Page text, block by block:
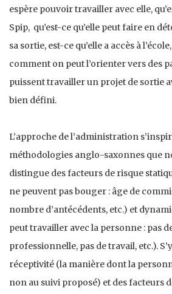
espère pouvoir travailler avec elle,
Spip, qu’est-ce qu’elle peut faire en
sa sortie, est-ce qu’elle a accès à
comment on peut l’orienter vers des
puissent travailler un projet de sortie
bien défini.
L’approche de l’administration
méthodologies anglo-saxonnes que
distingue des facteurs de risque
ne peuvent pas bouger : âge de
nombre d’antécédents, etc.) et
peut travailler avec la personne : pas
professionnelle, pas de travail, etc.).
réceptivité (la manière dont la
non au suivi proposé) et des facteurs